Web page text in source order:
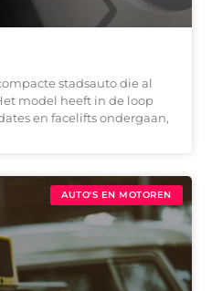
stadsauto die al
model heeft in de loop
en facelifts ondergaan,
AUTO'S EN MOTOREN